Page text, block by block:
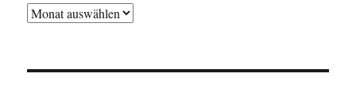
Archiv